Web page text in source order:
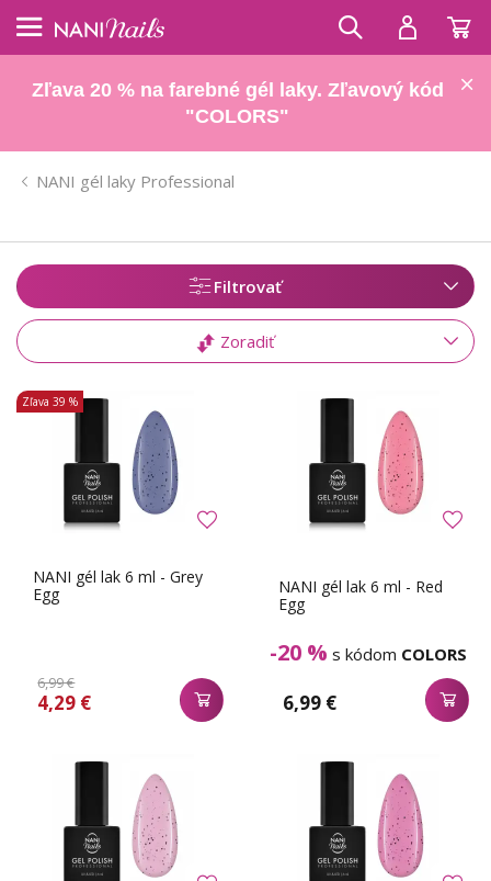
Zľava 20 % na farebné gél laky. Zľavový kód
"COLORS"
NANI gél laky Professional
Filtrovať
Zoradiť
NANI gél lak 6 ml - Grey
Egg
6,99 €
4,29 €
Zľava 39 %
NANI gél lak 6 ml - Red
Egg
-20 % s kódom COLORS
6,99 €